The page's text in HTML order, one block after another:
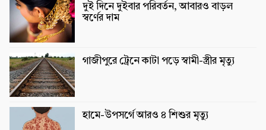
দুই দিনে দুইবার পরিবর্তন, আবারও বাড়ল
স্বর্ণের দাম
গাজীপুরে ট্রেনে কাটা পড়ে স্বামী-স্ত্রীর মৃত্যু
হামে-উপসর্গে আরও ৪ শিশুর মৃত্যু